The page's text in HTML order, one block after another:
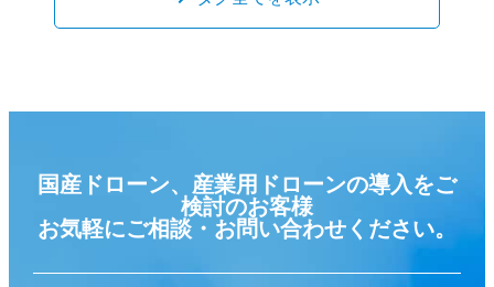
国産ドローン、産業用ドローンの導入をご
検討のお客様
お気軽にご相談・お問い合わせください。